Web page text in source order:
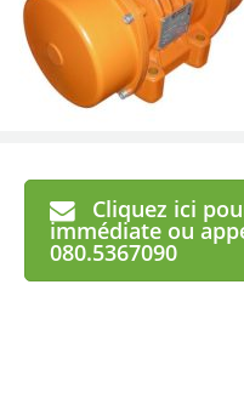
Cliquez ici
immédiate ou
080.5367090